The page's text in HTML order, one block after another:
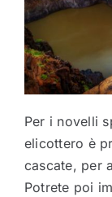
Per i novelli
elicottero è
cascate, per
Potrete poi